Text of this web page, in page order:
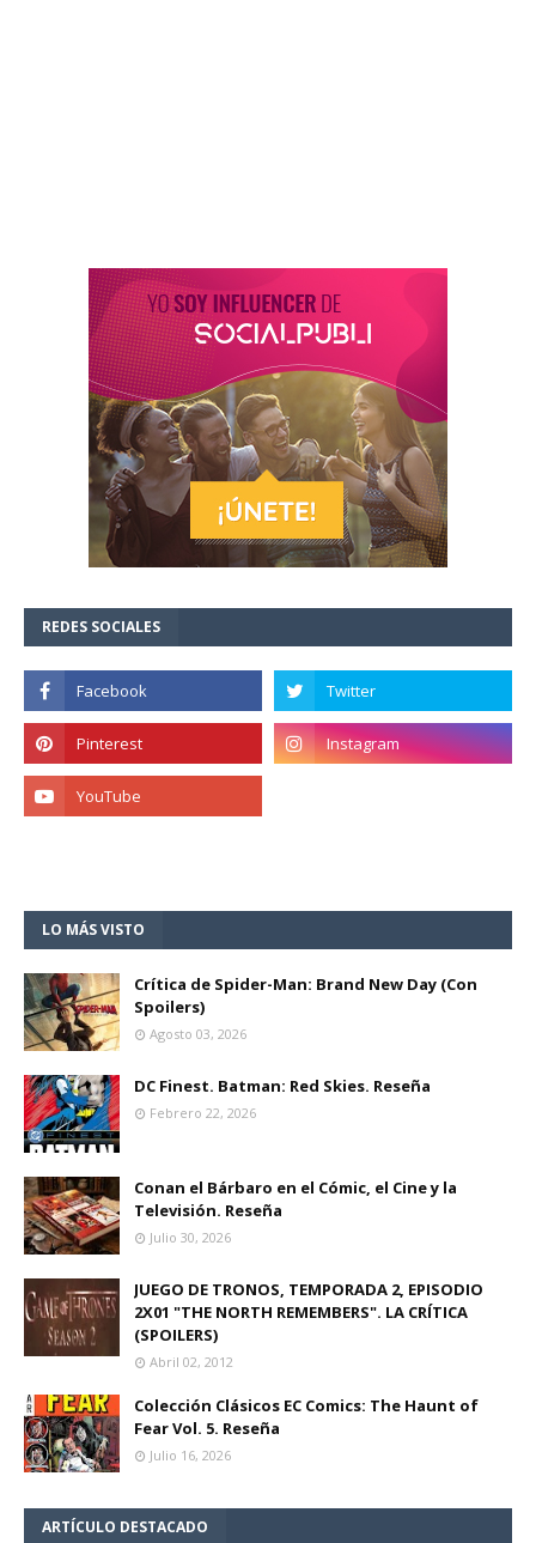
REDES SOCIALES
LO MÁS VISTO
Crítica de Spider-Man: Brand New Day (Con
Spoilers)
Agosto 03, 2026
DC Finest. Batman: Red Skies. Reseña
Febrero 22, 2026
Conan el Bárbaro en el Cómic, el Cine y la
Televisión. Reseña
Julio 30, 2026
JUEGO DE TRONOS, TEMPORADA 2, EPISODIO
2X01 "THE NORTH REMEMBERS". LA CRÍTICA
(SPOILERS)
Abril 02, 2012
Colección Clásicos EC Comics: The Haunt of
Fear Vol. 5. Reseña
Julio 16, 2026
ARTÍCULO DESTACADO